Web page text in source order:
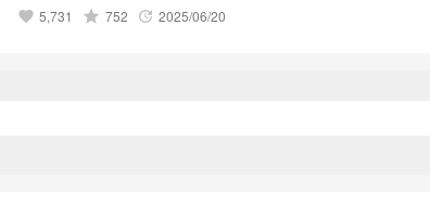
favorite 5,731 grade 752 update 2025/06/20